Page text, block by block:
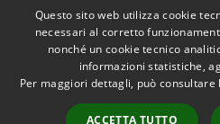
RSS
Accessibilità
Questo sito web utilizza cookie
necessari al corretto
nonché un cookie tecnico
informazioni statistiche,
Per maggiori dettagli, può consultare
ACCETTA TUTTO